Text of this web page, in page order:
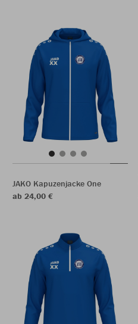
JAKO Kapuzenjacke One
ab 24,00 €